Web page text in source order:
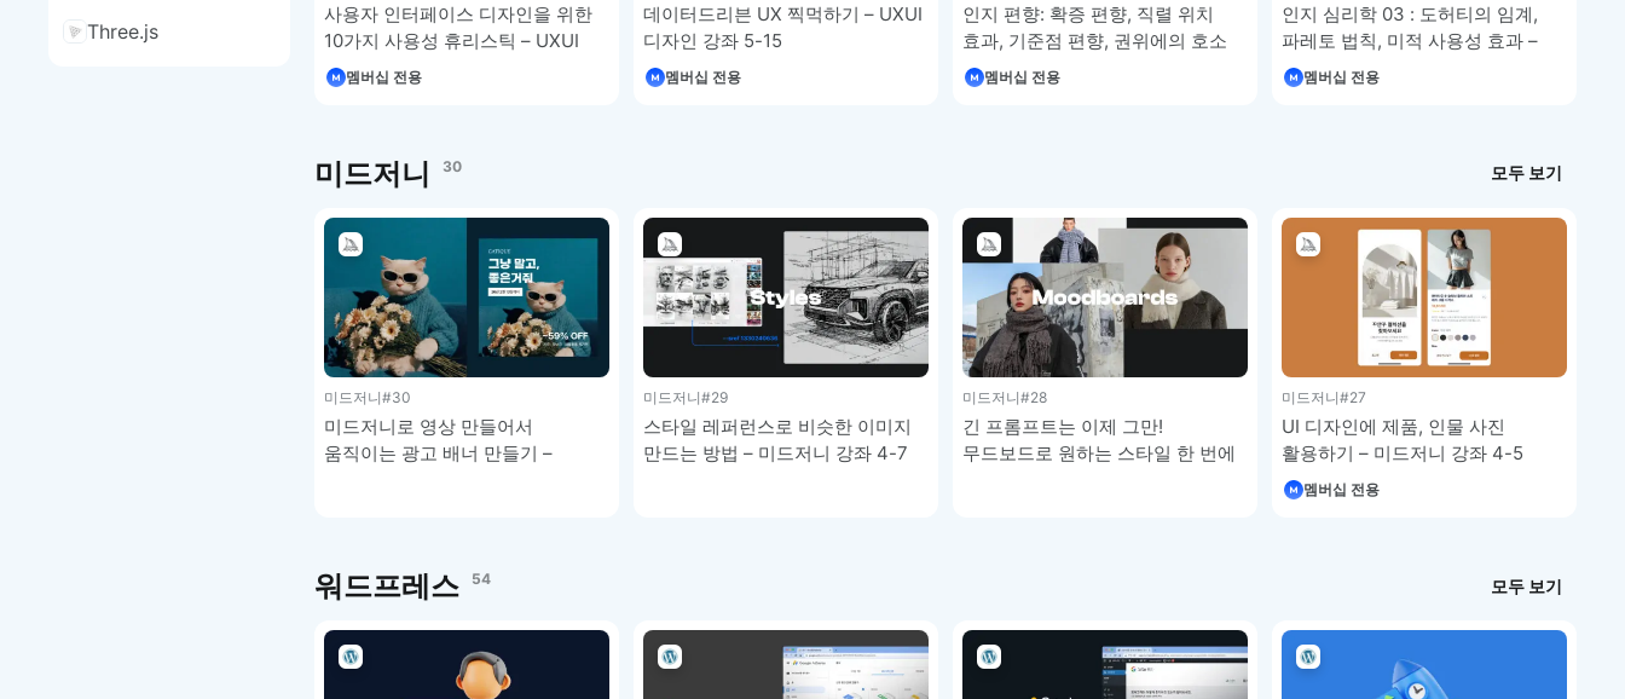
Three.js
사용자 인터페이스 디자인을 위한
10가지 사용성 휴리스틱 – UXUI
디자인 강좌 5-16
멤버십 전용
데이터드리븐 UX 찍먹하기 – UXUI
디자인 강좌 5-15
멤버십 전용
인지 편향: 확증 편향, 직렬 위치
효과, 기준점 편향, 권위에의 호소
편향, 허위 합의 효과, 밴드왜건
효과, 생존자 편향 – UXUI 디자인
멤버십 전용
인지 심리학 03 : 도허티의 임계,
파레토 법칙, 미적 사용성 효과 –
UXUI 디자인 강좌 5-13
멤버십 전용
미드저니 30 모두 보기
미드저니#30
미드저니로 영상 만들어서
움직이는 광고 배너 만들기 –
미드저니#29
스타일 레퍼런스로 비슷한 이미지
만드는 방법 – 미드저니 강좌 4-7
미드저니#28
긴 프롬프트는 이제 그만!
무드보드로 원하는 스타일 한 번에
미드저니#27
UI 디자인에 제품, 인물 사진
활용하기 – 미드저니 강좌 4-5
멤버십 전용
워드프레스 54 모두 보기